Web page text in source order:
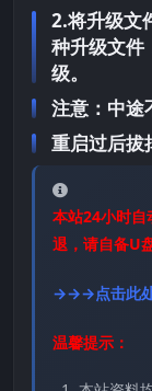
2.将升级文
种升级文件
级。
注意：中途
重启过后拔
本站24小时自
退，请自备U
→→→点击此
温馨提示：